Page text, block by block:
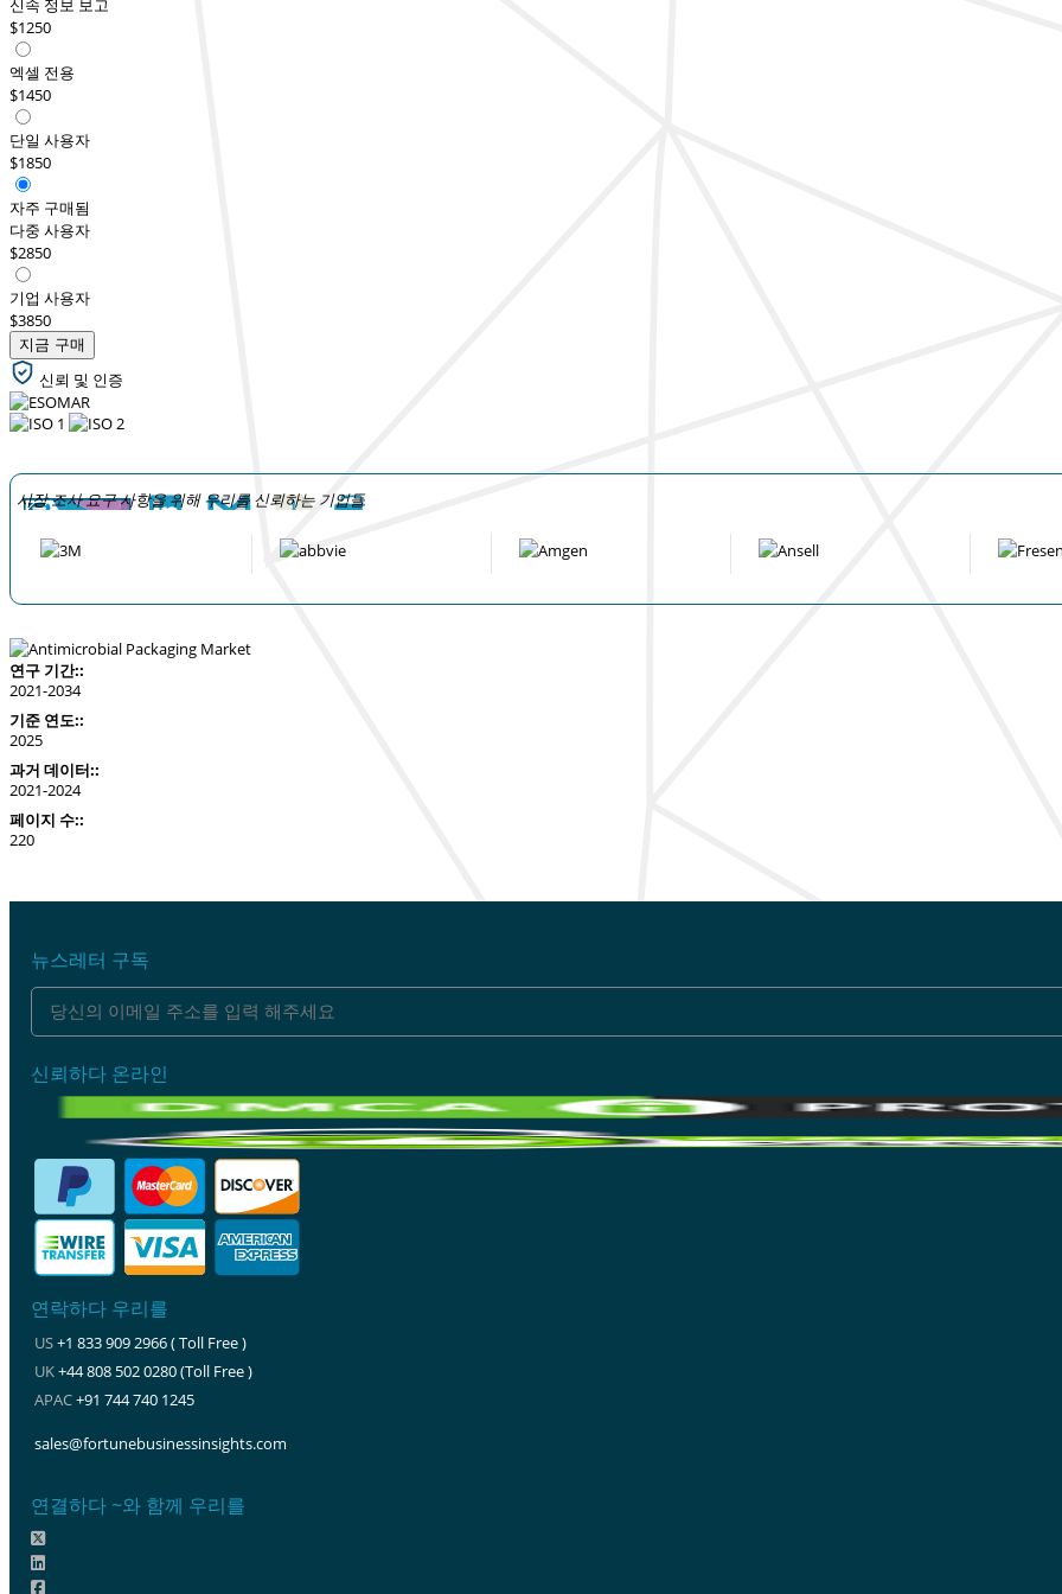
$1250
엑셀 전용
$1450
단일 사용자
$1850
자주 구매됨
다중 사용자
$2850
기업 사용자
$3850
지금 구매
신뢰 및 인증
시장 조사 요구 사항을 위해 우리를 신뢰하는 기업들
연구 기간::
2021-2034
기준 연도::
2025
과거 데이터::
2021-2024
페이지 수::
220
뉴스레터 구독
신뢰하다 온라인
연락하다 우리를
US+1 833 909 2966 ( Toll Free )
UK+44 808 502 0280 (Toll Free )
APAC+91 744 740 1245
sales@fortunebusinessinsights.com
연결하다 ~와 함께 우리를